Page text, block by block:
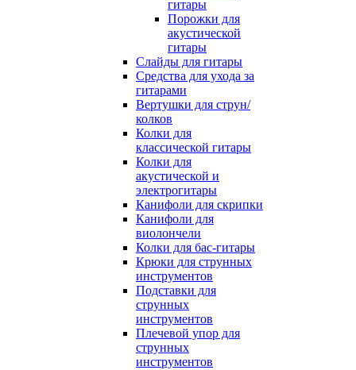
гитары
Порожки для
акустической
гитары
Слайды для гитары
Средства для ухода за
гитарами
Вертушки для струн/
колков
Колки для
классической гитары
Колки для
акустической и
электрогитары
Канифоли для скрипки
Канифоли для
виолончели
Колки для бас-гитары
Крюки для струнных
инструментов
Подставки для
струнных
инструментов
Плечевой упор для
струнных
инструментов